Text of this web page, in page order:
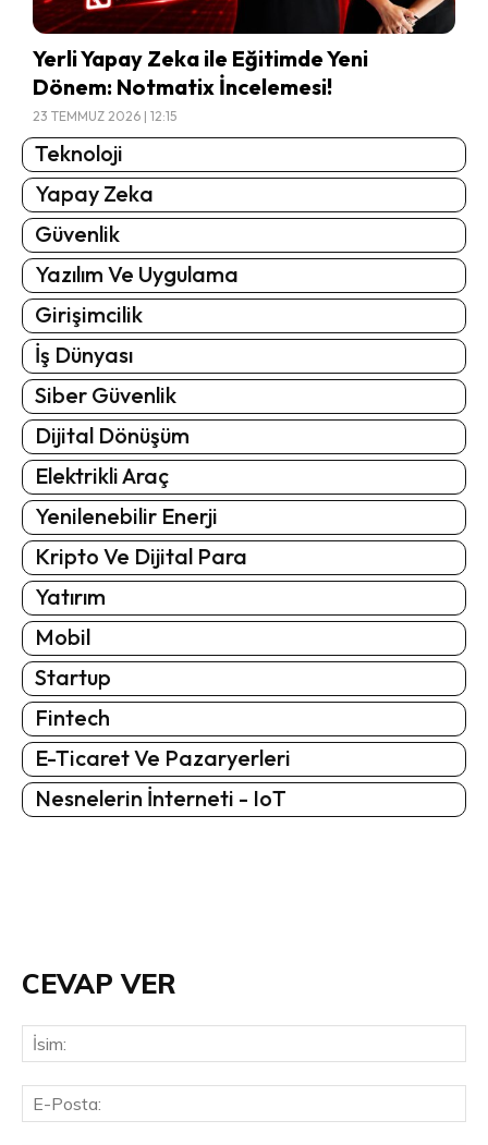
Yerli Yapay Zeka ile Eğitimde Yeni
Dönem: Notmatix İncelemesi!
23 TEMMUZ 2026 | 12:15
Teknoloji
Yapay Zeka
Güvenlik
Yazılım Ve Uygulama
Girişimcilik
İş Dünyası
Siber Güvenlik
Dijital Dönüşüm
Elektrikli Araç
Yenilenebilir Enerji
Kripto Ve Dijital Para
Yatırım
Mobil
Startup
Fintech
E-Ticaret Ve Pazaryerleri
Nesnelerin İnterneti - IoT
CEVAP VER